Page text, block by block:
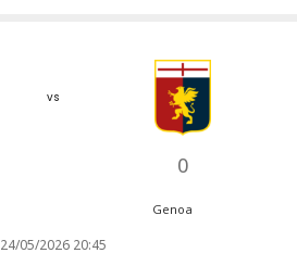
vs
0
Genoa
24/05/2026 20:45